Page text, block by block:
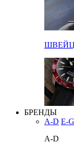
БРЕНДЫ
A-D E-G
A-D